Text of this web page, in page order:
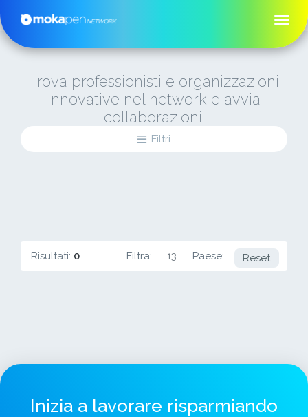
Trova professionisti e organizzazioni
innovative nel network e avvia
collaborazioni.
Filtri
Risultati: 0 Filtra: 13 Paese: CA
Reset
Inizia a lavorare risparmiando